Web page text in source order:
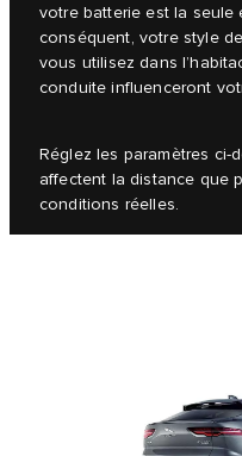
votre batterie est la seule
conséquent, votre style
vous utilisez dans
conduite influenceront
Réglez les paramètres ci-
affectent la distance que
conditions réelles.